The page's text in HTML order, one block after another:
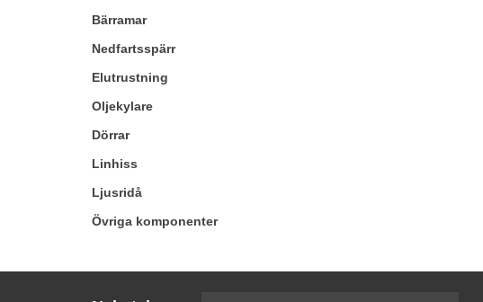
Bärramar
Nedfartsspärr
Elutrustning
Oljekylare
Dörrar
Linhiss
Ljusridå
Övriga komponenter